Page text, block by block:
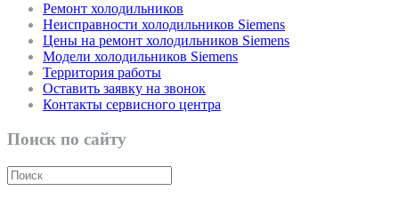
Ремонт холодильников
Неисправности холодильников Siemens
Цены на ремонт холодильников Siemens
Модели холодильников Siemens
Территория работы
Оставить заявку на звонок
Контакты сервисного центра
Поиск по сайту